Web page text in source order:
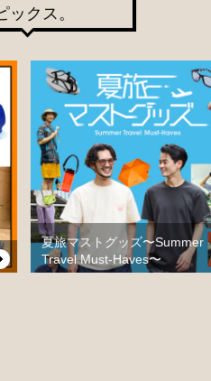
ックス。
夏旅マストグッズ〜Summer
Travel Must-Haves〜